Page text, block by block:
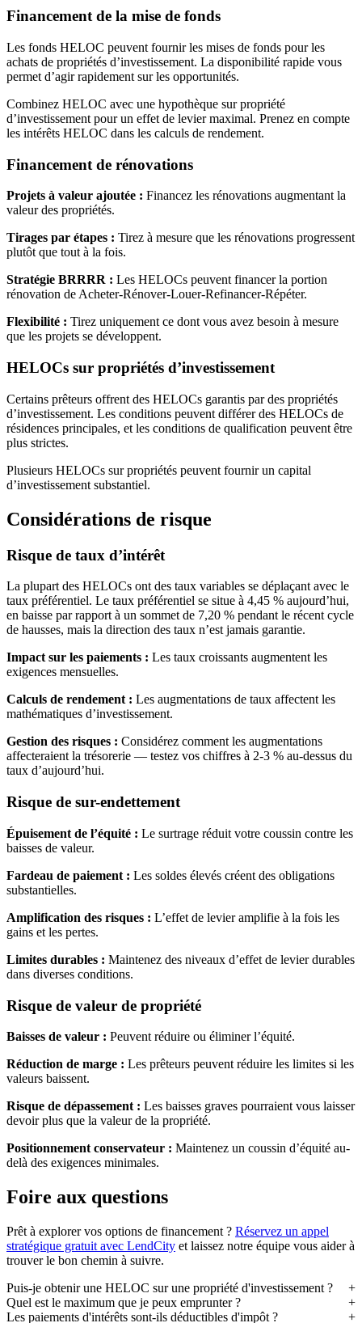
Financement de la mise de fonds
Les fonds HELOC peuvent fournir les mises de fonds pour les
achats de propriétés d’investissement. La disponibilité rapide vous
permet d’agir rapidement sur les opportunités.
Combinez HELOC avec une hypothèque sur propriété
d’investissement pour un effet de levier maximal. Prenez en compte
les intérêts HELOC dans les calculs de rendement.
Financement de rénovations
Projets à valeur ajoutée : Financez les rénovations augmentant la
valeur des propriétés.
Tirages par étapes : Tirez à mesure que les rénovations progressent
plutôt que tout à la fois.
Stratégie BRRRR : Les HELOCs peuvent financer la portion
rénovation de Acheter-Rénover-Louer-Refinancer-Répéter.
Flexibilité : Tirez uniquement ce dont vous avez besoin à mesure
que les projets se développent.
HELOCs sur propriétés d’investissement
Certains prêteurs offrent des HELOCs garantis par des propriétés
d’investissement. Les conditions peuvent différer des HELOCs de
résidences principales, et les conditions de qualification peuvent être
plus strictes.
Plusieurs HELOCs sur propriétés peuvent fournir un capital
d’investissement substantiel.
Considérations de risque
Risque de taux d’intérêt
La plupart des HELOCs ont des taux variables se déplaçant avec le
taux préférentiel. Le taux préférentiel se situe à 4,45 % aujourd’hui,
en baisse par rapport à un sommet de 7,20 % pendant le récent cycle
de hausses, mais la direction des taux n’est jamais garantie.
Impact sur les paiements : Les taux croissants augmentent les
exigences mensuelles.
Calculs de rendement : Les augmentations de taux affectent les
mathématiques d’investissement.
Gestion des risques : Considérez comment les augmentations
affecteraient la trésorerie — testez vos chiffres à 2-3 % au-dessus du
taux d’aujourd’hui.
Risque de sur-endettement
Épuisement de l’équité : Le surtrage réduit votre coussin contre les
baisses de valeur.
Fardeau de paiement : Les soldes élevés créent des obligations
substantielles.
Amplification des risques : L’effet de levier amplifie à la fois les
gains et les pertes.
Limites durables : Maintenez des niveaux d’effet de levier durables
dans diverses conditions.
Risque de valeur de propriété
Baisses de valeur : Peuvent réduire ou éliminer l’équité.
Réduction de marge : Les prêteurs peuvent réduire les limites si les
valeurs baissent.
Risque de dépassement : Les baisses graves pourraient vous laisser
devoir plus que la valeur de la propriété.
Positionnement conservateur : Maintenez un coussin d’équité au-
delà des exigences minimales.
Foire aux questions
Prêt à explorer vos options de financement ? Réservez un appel
stratégique gratuit avec LendCity et laissez notre équipe vous aider à
trouver le bon chemin à suivre.
Puis-je obtenir une HELOC sur une propriété d'investissement ?
Quel est le maximum que je peux emprunter ?
Les paiements d'intérêts sont-ils déductibles d'impôt ?